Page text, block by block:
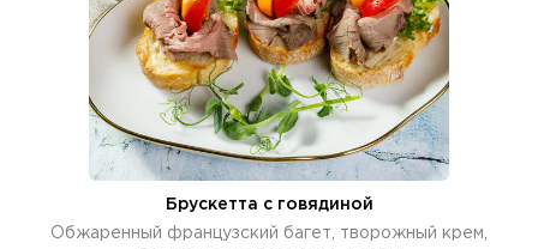
Брускетта с говядиной
Обжаренный французский багет, творожный крем,